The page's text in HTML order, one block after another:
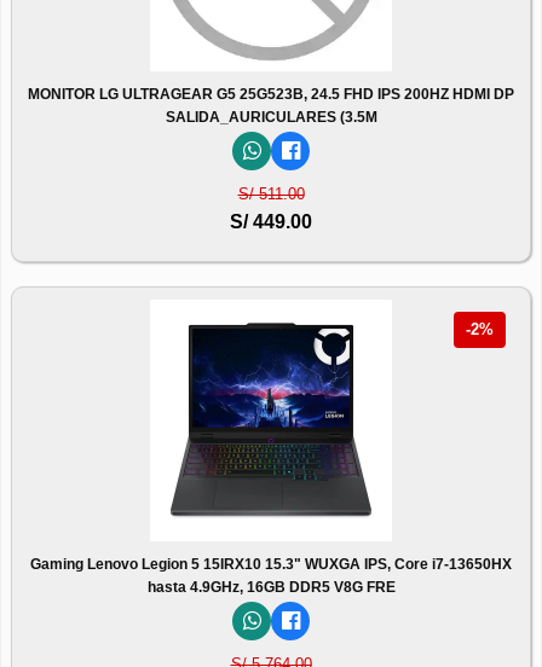
MONITOR LG ULTRAGEAR G5 25G523B, 24.5 FHD IPS 200HZ HDMI DP
SALIDA_AURICULARES (3.5M
S/ 511.00
S/ 449.00
-2%
Gaming Lenovo Legion 5 15IRX10 15.3" WUXGA IPS, Core i7-13650HX
hasta 4.9GHz, 16GB DDR5 V8G FRE